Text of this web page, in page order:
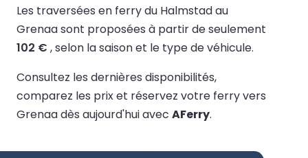
Les traversées en ferry du Halmstad au
Grenaa sont proposées à partir de seulement
102 € , selon la saison et le type de véhicule.
Consultez les dernières disponibilités,
comparez les prix et réservez votre ferry vers
Grenaa dès aujourd'hui avec AFerry.